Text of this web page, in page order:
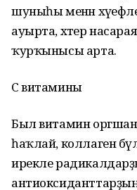
шуныһы менән
ауырта, хәтер
ҡурҡынысы арта.
С витамины
Был витамин
һаҡлай, коллаген
ирекле
антиоксиданттарҙың